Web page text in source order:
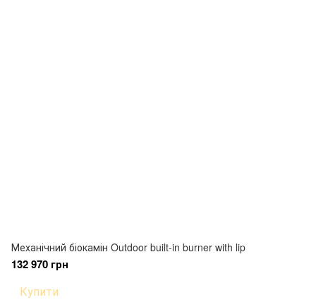
Механічний біокамін Outdoor built-in burner with lip
132 970 грн
Купити